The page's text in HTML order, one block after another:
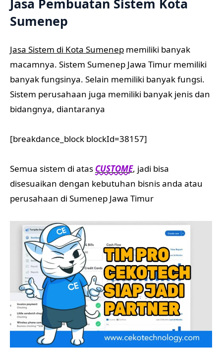
Jasa Pembuatan Sistem Kota
Sumenep
Jasa Sistem di Kota Sumenep memiliki banyak
macamnya. Sistem Sumenep Jawa Timur memiliki
banyak fungsinya. Selain memiliki banyak fungsi.
Sistem perusahaan juga memiliki banyak jenis dan
bidangnya, diantaranya
[breakdance_block blockId=38157]
Semua sistem di atas CUSTOME, jadi bisa
disesuaikan dengan kebutuhan bisnis anda atau
perusahaan di Sumenep Jawa Timur